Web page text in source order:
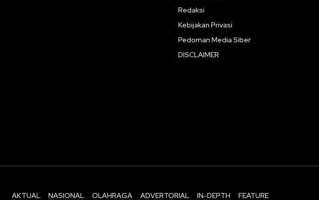
Redaksi
Kebijakan Privasi
Pedoman Media Siber
DISCLAIMER
AKTUAL NASIONAL OLAHRAGA ADVERTORIAL IN-DEPTH FEATURE